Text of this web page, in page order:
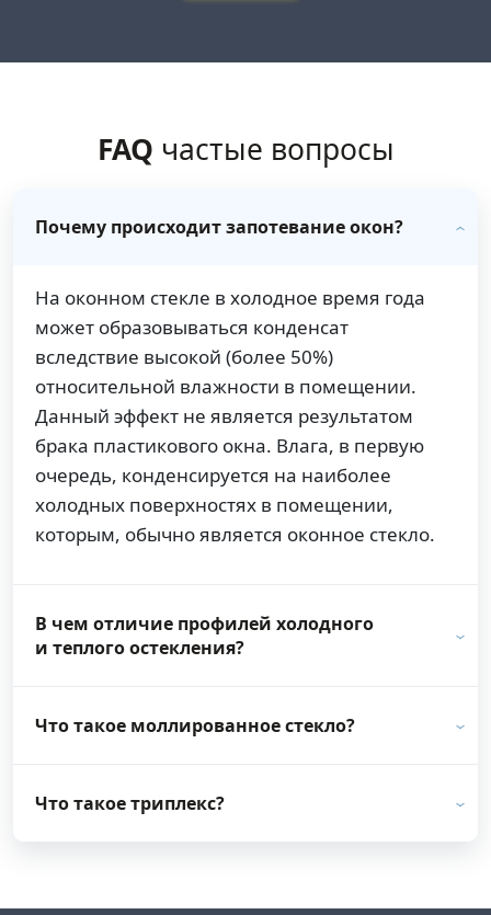
FAQ частые вопросы
Почему происходит запотевание окон?
На оконном стекле в холодное время года
может образовываться конденсат
вследствие высокой (более 50%)
относительной влажности в помещении.
Данный эффект не является результатом
брака пластикового окна. Влага, в первую
очередь, конденсируется на наиболее
холодных поверхностях в помещении,
которым, обычно является оконное стекло.
В чем отличие профилей холодного
и теплого остекления?
Что такое моллированное стекло?
Что такое триплекс?